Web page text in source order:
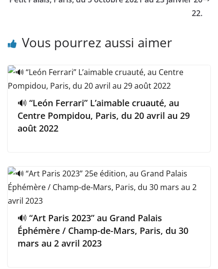
22.
Vous pourrez aussi aimer
🔊 “León Ferrari” L’aimable cruauté, au
Centre Pompidou, Paris, du 20 avril au 29
août 2022
🔊 “Art Paris 2023” au Grand Palais
Éphémère / Champ-de-Mars, Paris, du 30
mars au 2 avril 2023